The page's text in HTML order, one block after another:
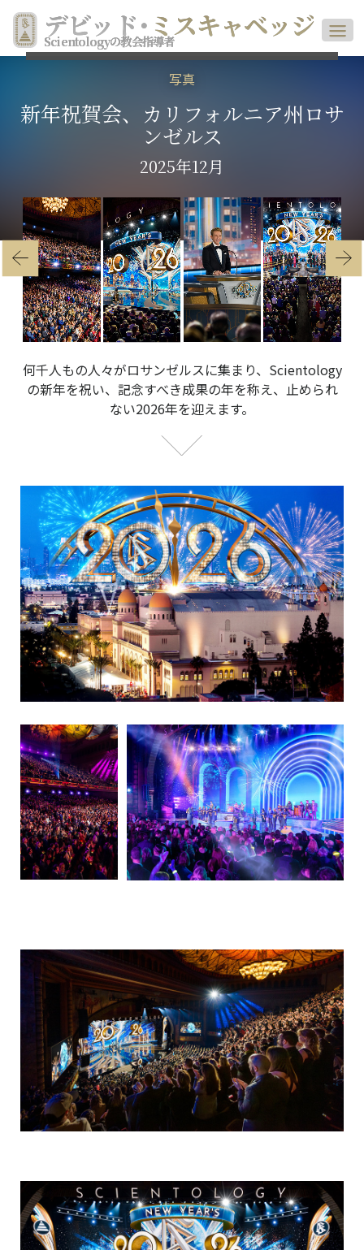
デビッド･ ミスキャベッジ
Scientologyの教会指導者
写真
新年祝賀会、カリフォルニア州ロサ
ンゼルス
2025年12月
何千人もの人々がロサンゼルスに集まり、Scientology
の新年を祝い、記念すべき成果の年を称え、止められ
ない2026年を迎えます。